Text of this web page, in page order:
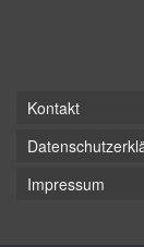
Kontakt
Impressum